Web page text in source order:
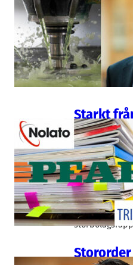
Teknik/
Nolato
sina
tillväxtmål om
bolaget på
Starkt
Fakta
Nolato, Peab,
Christer
Andersson
Trianons aktie
Peab
Rapidus